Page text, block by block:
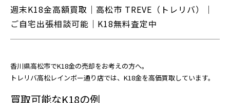
週末K18金高額買取｜高松市 TREVE（トレリバ）｜
ご自宅出張相談可能｜K18無料査定中
香川県高松市でK18金の売却をお考えの方へ。
トレリバ高松レインボー通り店では、K18金を高価買取しています。
買取可能なK18の例